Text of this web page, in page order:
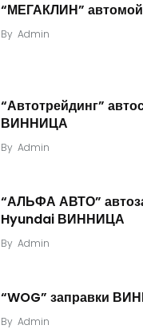
“МЕГАКЛИН”
By Admin
“Автотрейдинг”
ВИННИЦА
By Admin
“АЛЬФА АВТО”
Hyundai ВИННИЦА
By Admin
“WOG” заправки
By Admin